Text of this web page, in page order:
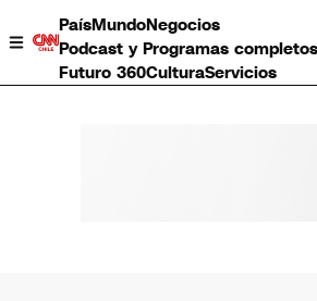
PaísMundoNegocios
Podcast y Programas completos
Futuro 360CulturaServicios